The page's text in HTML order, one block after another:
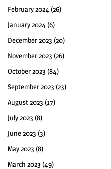
February 2024 (26)
January 2024 (6)
December 2023 (20)
November 2023 (26)
October 2023 (84)
September 2023 (23)
August 2023 (17)
July 2023 (8)
June 2023 (3)
May 2023 (8)
March 2023 (49)